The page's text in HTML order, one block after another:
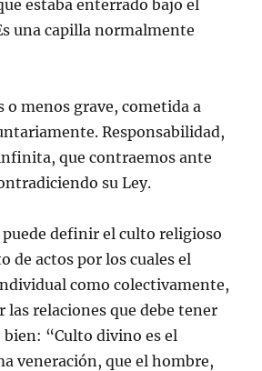
estaba enterrado bajo el
una capilla normalmente
o menos grave, cometida a
Responsabilidad,
que contraemos ante
su Ley.
definir el culto religioso
de actos por los cuales el
como colectivamente,
las relaciones que debe tener
bien: “Culto divino es el
veneración, que el hombre,